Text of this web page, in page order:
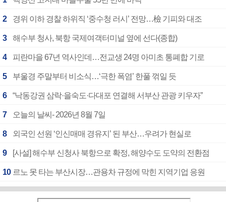
2 경위 이하 경찰 하위직 ‘중수청 러시’ 전망…檢 기피와 대조
3 해수부 청사, 북항 국제여객터미널 옆에 선다(종합)
4 피란마을 67년 역사인데…전교생 24명 아미초 통폐합 기로
5 부울경 주말부터 비소식…‘극한 폭염’ 한풀 꺾일 듯
6 “낙동강권 삼락·을숙도·다대포 연결해 서부산 관광 키우자”
7 오늘의 날씨- 2026년 8월 7일
8 외국인 선원 ‘인신매매 경유지’ 된 부산…우려가 현실로
9 [사설] 해수부 신청사 북항으로 확정, 해양수도 도약의 전환점
10 르노 못 타는 부산시장…관용차 규정에 막힌 지역기업 응원